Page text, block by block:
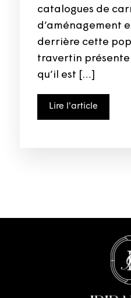
catalogues de
d’aménagement
derrière cette
travertin présente
qu’il est […]
Lire l'article